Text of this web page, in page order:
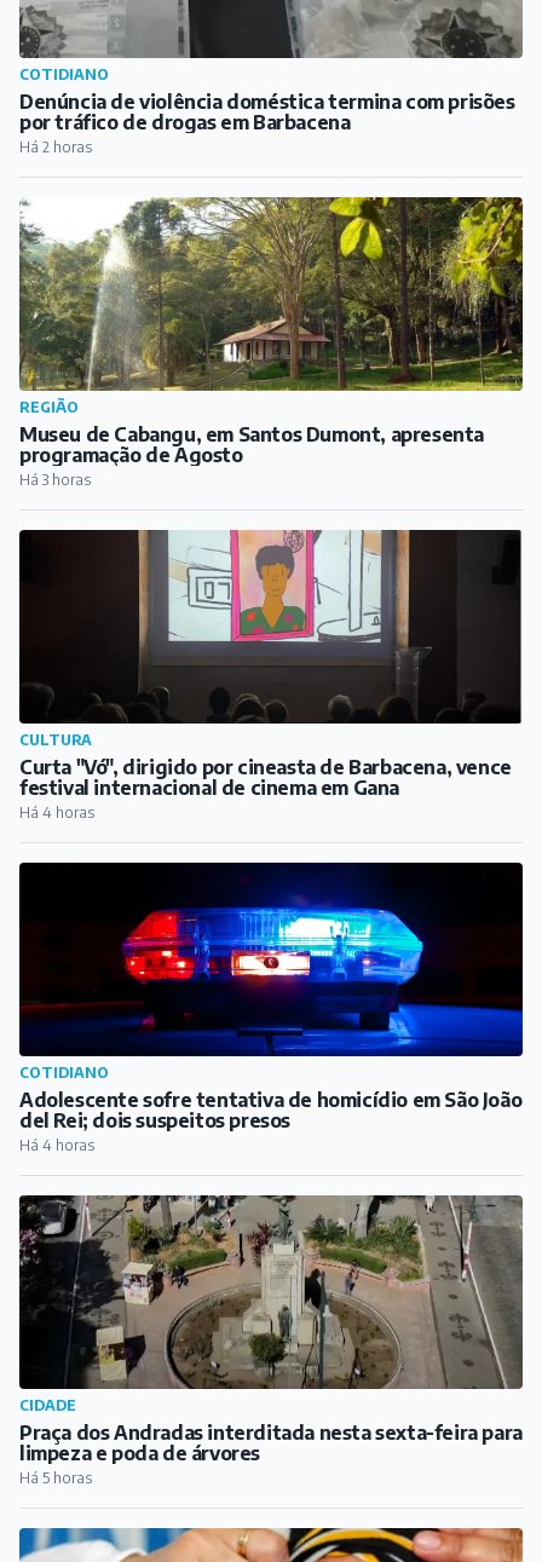
COTIDIANO
Denúncia de violência doméstica termina com prisões
por tráfico de drogas em Barbacena
Há 2 horas
REGIÃO
Museu de Cabangu, em Santos Dumont, apresenta
programação de Agosto
Há 3 horas
CULTURA
Curta "Vó", dirigido por cineasta de Barbacena, vence
festival internacional de cinema em Gana
Há 4 horas
COTIDIANO
Adolescente sofre tentativa de homicídio em São João
del Rei; dois suspeitos presos
Há 4 horas
CIDADE
Praça dos Andradas interditada nesta sexta-feira para
limpeza e poda de árvores
Há 5 horas